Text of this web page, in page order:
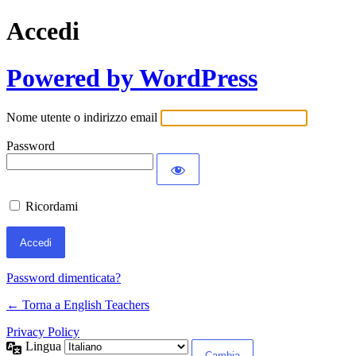
Accedi
Powered by WordPress
Nome utente o indirizzo email
Password
Ricordami
Password dimenticata?
← Torna a English Teachers
Privacy Policy
Lingua